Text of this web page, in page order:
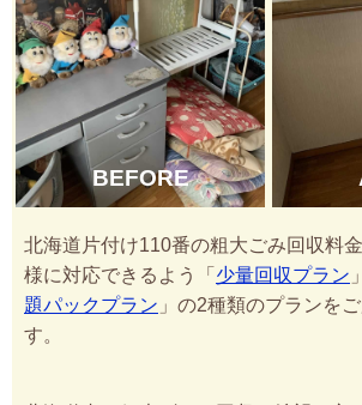
BEFORE
北海道片付け110番の粗大ごみ回収料
様に対応できるよう「 少量回収プラン
題パックプラン 」の2種類のプランを
す。